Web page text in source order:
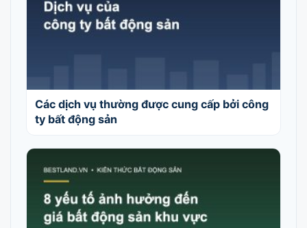
Các dịch vụ thường được cung cấp bởi công
ty bất động sản